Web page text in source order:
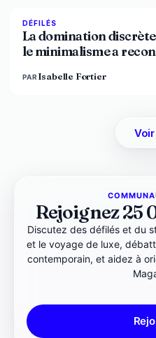
DÉFILÉS
La domination
le minimalisme a
PAR Isabelle Fortier
Rejoignez 25
Discutez des défilés et du
et le voyage de luxe,
contemporain, et aidez à